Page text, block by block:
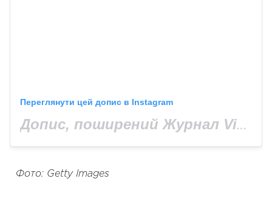
Переглянути цей допис в Instagram
Допис, поширений Журнал Viva! Украина, Viva.ua (@viva_ukraine_magazine)
Фото: Getty Images